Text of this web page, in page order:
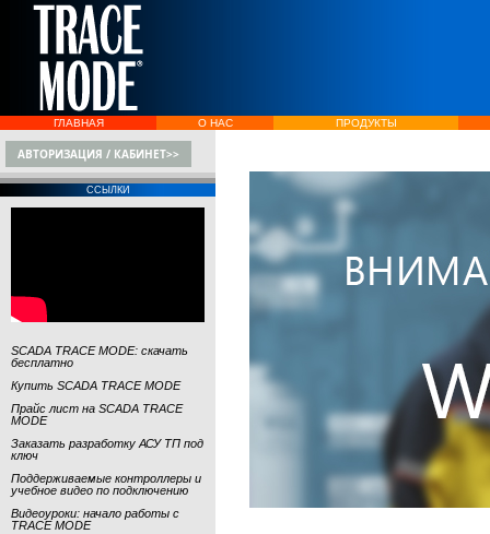
ГЛАВНАЯ О НАС ПРОДУКТЫ
АВТОРИЗАЦИЯ / КАБИНЕТ>>
ССЫЛКИ
SCADA TRACE MODE: скачать
бесплатно
Купить SCADA TRACE MODE
Прайс лист на SCADA TRACE
MODE
Заказать разработку АСУ ТП под
ключ
Поддерживаемые контроллеры и
учебное видео по подключению
Видеоуроки: начало работы с
TRACE MODE